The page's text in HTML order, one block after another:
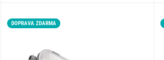
DOPRAVA ZDARMA